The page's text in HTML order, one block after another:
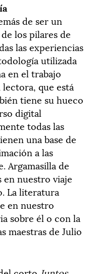
de ser un
los pilares de
las experiencias
utilizada
en el trabajo
que está
tiene su hueco
digital
todas las
una base de
a las
Argamasilla de
en nuestro viaje
La literatura
en nuestro
sobre él o con la
maestras de Julio